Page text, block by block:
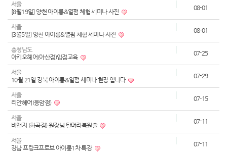
서울
[8월19일] 양천 아이롱&열펌 체험 세미나 사진
08-01
서울
[3월5일] 양천 아이롱&열펌 체험 세미나 사진
08-01
충청남도
아키오헤어(아산점)입점교육
07-25
서울
10월 21일 강북 아이롱&열펌 세미나 현장 입니다
07-29
서울
리안헤어(응암점)
07-15
서울
비앤지 (화곡점) 원장님 탄머리복원술
07-11
서울
강남 프랑크프로보 아이롱1차 특강
07-11